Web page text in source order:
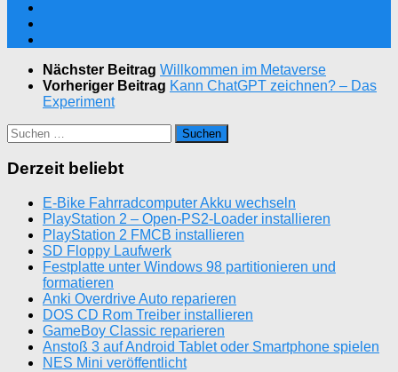
Nächster Beitrag Willkommen im Metaverse
Vorheriger Beitrag Kann ChatGPT zeichnen? – Das
Experiment
Suchen
nach:
Derzeit beliebt
E-Bike Fahrradcomputer Akku wechseln
PlayStation 2 – Open-PS2-Loader installieren
PlayStation 2 FMCB installieren
SD Floppy Laufwerk
Festplatte unter Windows 98 partitionieren und
formatieren
Anki Overdrive Auto reparieren
DOS CD Rom Treiber installieren
GameBoy Classic reparieren
Anstoß 3 auf Android Tablet oder Smartphone spielen
NES Mini veröffentlicht